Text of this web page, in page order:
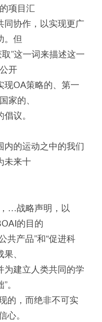
项目汇
同协作，以实现更广
。但
”这一词来描述这一
开
现OA策略的、第一
家的、
议。
内的运动之中的我们
未来十
…战略声明，以
的目的
共产品”和“促进科
、
为建立人类共同的学
。
的，而绝非不可实
心。